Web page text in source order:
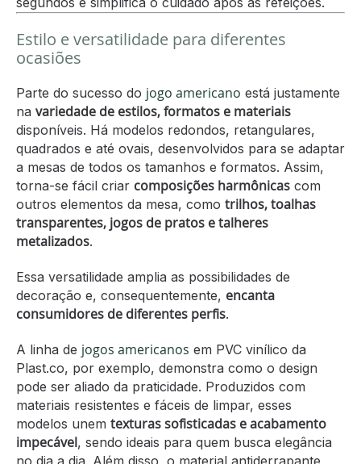
Estilo e versatilidade para diferentes
ocasiões
Parte do sucesso do jogo americano está justamente
na variedade de estilos, formatos e materiais
disponíveis. Há modelos redondos, retangulares,
quadrados e até ovais, desenvolvidos para se adaptar
a mesas de todos os tamanhos e formatos. Assim,
torna-se fácil criar composições harmônicas com
outros elementos da mesa, como trilhos, toalhas
transparentes, jogos de pratos e talheres
metalizados.
Essa versatilidade amplia as possibilidades de
decoração e, consequentemente, encanta
consumidores de diferentes perfis.
A linha de jogos americanos em PVC vinílico da
Plast.co, por exemplo, demonstra como o design
pode ser aliado da praticidade. Produzidos com
materiais resistentes e fáceis de limpar, esses
modelos unem texturas sofisticadas e acabamento
impecável, sendo ideais para quem busca elegância
no dia a dia. Além disso, o material antiderrapante